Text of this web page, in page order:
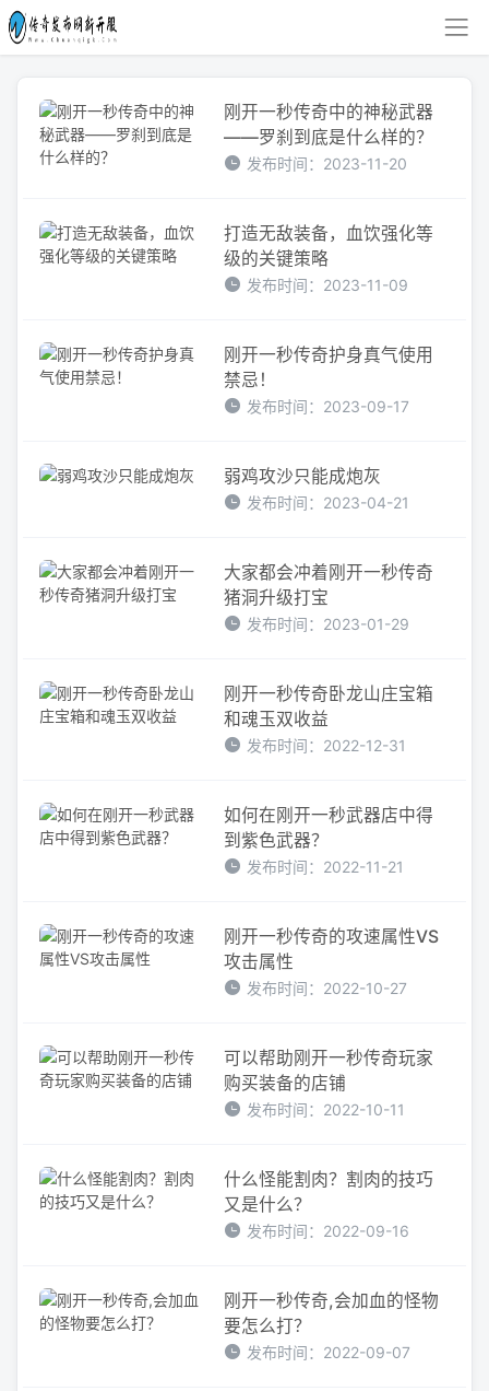
刚开一秒传奇中的神秘武器
——罗刹到底是什么样的？
发布时间：2023-11-20
打造无敌装备，血饮强化等
级的关键策略
发布时间：2023-11-09
刚开一秒传奇护身真气使用
禁忌！
发布时间：2023-09-17
弱鸡攻沙只能成炮灰
发布时间：2023-04-21
大家都会冲着刚开一秒传奇
猪洞升级打宝
发布时间：2023-01-29
刚开一秒传奇卧龙山庄宝箱
和魂玉双收益
发布时间：2022-12-31
如何在刚开一秒武器店中得
到紫色武器？
发布时间：2022-11-21
刚开一秒传奇的攻速属性VS
攻击属性
发布时间：2022-10-27
可以帮助刚开一秒传奇玩家
购买装备的店铺
发布时间：2022-10-11
什么怪能割肉？割肉的技巧
又是什么？
发布时间：2022-09-16
刚开一秒传奇,会加血的怪物
要怎么打？
发布时间：2022-09-07